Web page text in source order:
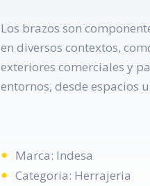
Los brazos son
en diversos contextos,
exteriores comerciales y
entornos, desde espacios
Marca: Indesa
Categoria: Herrajeria